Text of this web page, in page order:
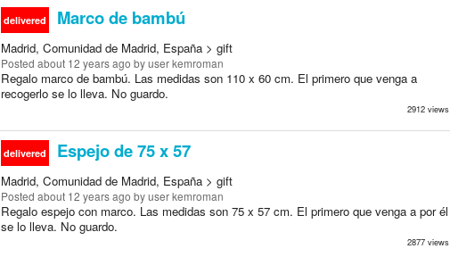
delivered Marco de bambú
Madrid, Comunidad de Madrid, España > gift
Posted about 12 years ago by user kemroman
Regalo marco de bambú. Las medidas son 110 x 60 cm. El primero que venga a
recogerlo se lo lleva. No guardo.
2912 views
delivered Espejo de 75 x 57
Madrid, Comunidad de Madrid, España > gift
Posted about 12 years ago by user kemroman
Regalo espejo con marco. Las medidas son 75 x 57 cm. El primero que venga a por él
se lo lleva. No guardo.
2877 views